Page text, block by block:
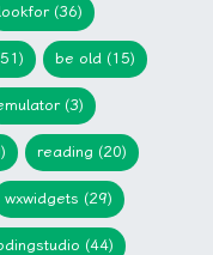
(36)
be old (15)
(3)
reading (20)
wxwidgets (29)
(44)